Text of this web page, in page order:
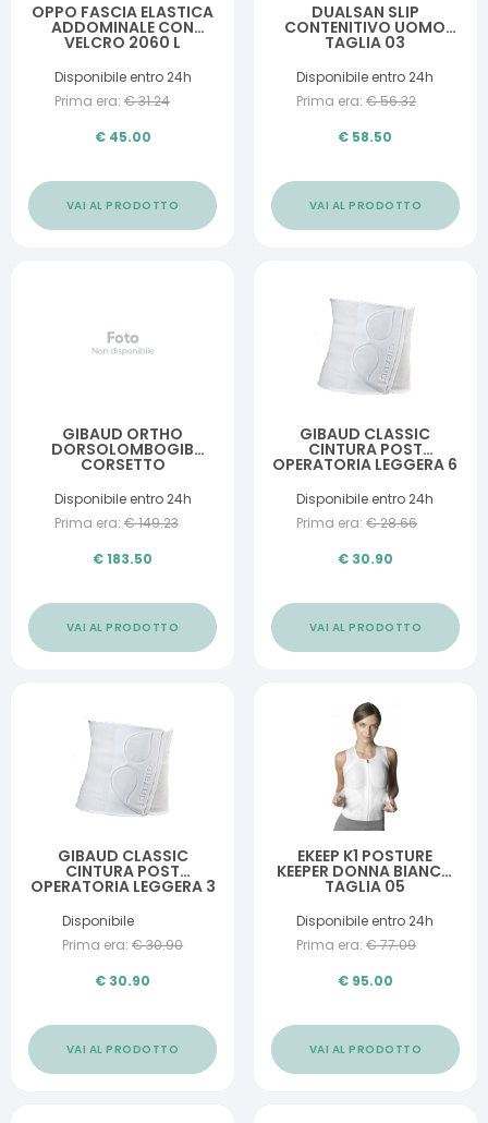
OPPO FASCIA ELASTICA
ADDOMINALE CON
VELCRO 2060 L
Disponibile entro 24h
Prima era: €31.24
€ 45.00
VAI AL PRODOTTO
DUALSAN SLIP
CONTENITIVO UOMO
TAGLIA 03
Disponibile entro 24h
Prima era: €56.32
€ 58.50
VAI AL PRODOTTO
GIBAUD ORTHO
DORSOLOMBOGIB
CORSETTO
SPALLACCI 01
Disponibile entro 24h
Prima era: €149.23
€183.50
VAI AL PRODOTTO
GIBAUD CLASSIC
CINTURA POST
OPERATORIA LEGGERA 6
Disponibile entro 24h
Prima era: €28.66
€ 30.90
VAI AL PRODOTTO
GIBAUD CLASSIC
CINTURA POST
OPERATORIA LEGGERA 3
Disponibile
Prima era: €30.90
€ 30.90
VAI AL PRODOTTO
EKEEP K1 POSTURE
KEEPER DONNA BIANCO
TAGLIA 05
Disponibile entro 24h
Prima era: €77.09
€ 95.00
VAI AL PRODOTTO